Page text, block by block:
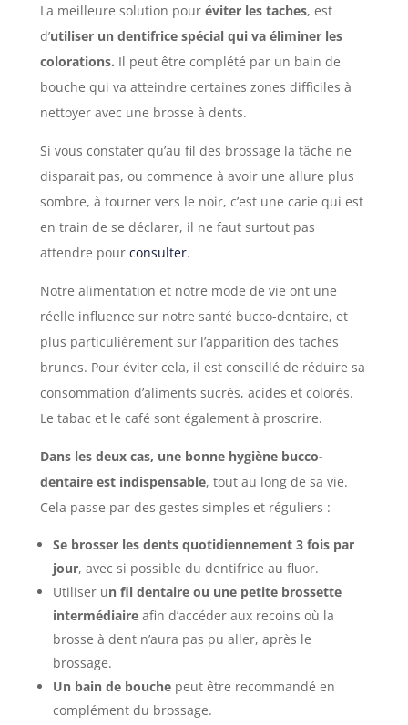
La meilleure solution pour éviter les taches, est
d’utiliser un dentifrice spécial qui va éliminer les
colorations. Il peut être complété par un bain de
bouche qui va atteindre certaines zones difficiles à
nettoyer avec une brosse à dents.
Si vous constater qu’au fil des brossage la tâche ne
disparait pas, ou commence à avoir une allure plus
sombre, à tourner vers le noir, c’est une carie qui est
en train de se déclarer, il ne faut surtout pas
attendre pour consulter.
Notre alimentation et notre mode de vie ont une
réelle influence sur notre santé bucco-dentaire, et
plus particulièrement sur l’apparition des taches
brunes. Pour éviter cela, il est conseillé de réduire sa
consommation d’aliments sucrés, acides et colorés.
Le tabac et le café sont également à proscrire.
Dans les deux cas, une bonne hygiène bucco-
dentaire est indispensable, tout au long de sa vie.
Cela passe par des gestes simples et réguliers :
Se brosser les dents quotidiennement 3 fois par
jour, avec si possible du dentifrice au fluor.
Utiliser un fil dentaire ou une petite brossette
intermédiaireafin d’accéder aux recoins où la
brosse à dent n’aura pas pu aller, après le
brossage.
Un bain de bouchepeut être recommandé en
complément du brossage.